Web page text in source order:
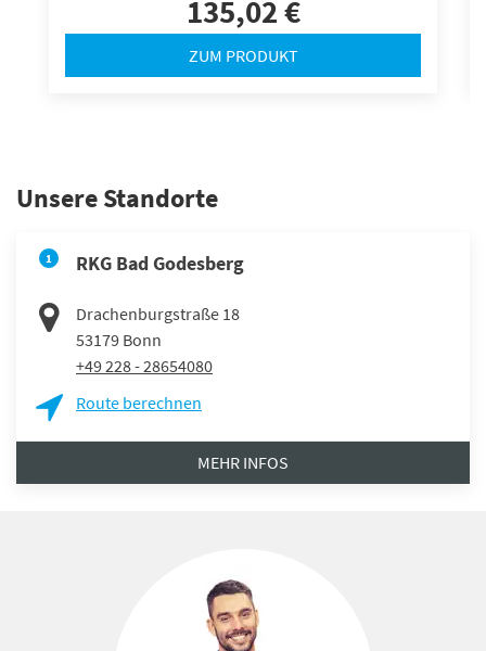
135,02 €
ZUM PRODUKT
Unsere Standorte
1 RKG Bad Godesberg
Drachenburgstraße 18
53179 Bonn
+49 228 - 28654080
Route berechnen
MEHR INFOS